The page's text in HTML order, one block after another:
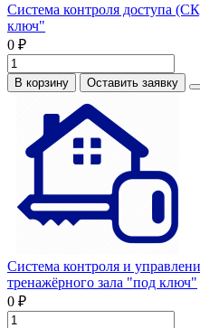
Система контроля доступа
ключ"
0 ₽
В корзину Оставить заявку
Система контроля и
тренажёрного зала "под ключ"
0 ₽